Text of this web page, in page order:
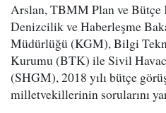
Arslan, TBMM Plan ve Bütçe
Denizcilik ve Haberleşme
Müdürlüğü (KGM), Bilgi
Kurumu (BTK) ile Sivil
(SHGM), 2018 yılı bütçe
milletvekillerinin sorularını